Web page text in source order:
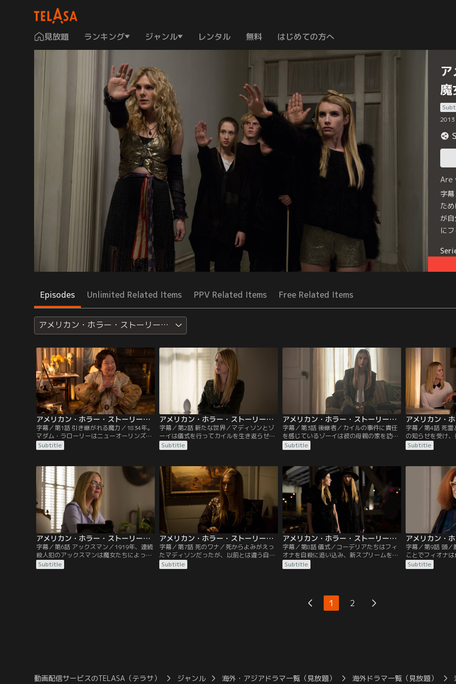
見放題 ランキング ジャンル レンタル 無料 はじめての方へ
2013
Are
字
た
が
に
Episodes Unlimited Related Items PPV Related Items Free Related Items
アメリカン・ホラー・ストーリー：魔女団
アメリカン・ホラー・ストーリー：魔女団 第01話／字幕
字幕／第1話 引き継がれる魔力／1834年。
マダム・ラローリーはニューオーリンズの
社交界で誰もが知る人物だ。だが華やかな
生活の裏には、誰にも知られてはいけない
Subtitle
アメリカン・ホラー・ストーリー：魔女団 第02話／字幕
字幕／第2話 新たな世界／マディソンとゾ
ーイは儀式を行ってカイルを生き返らせ
た。ラローリーは、土の中にいる間に180
年も経っていたと知り愕然とするが、フィ
Subtitle
アメリカン・ホラー・ストーリー：魔女団 第03話／字幕
字幕／第3話 後継者／カイルの事件に責任
を感じているゾーイは彼の母親の家を訪ね
る。フィオナは老いて魔女としての力を失
うことを極度に恐れる。一方、マディソン
Subtitle
字幕／第4話 死
の知らせを受け
めに学校を訪れ
オナに敵意を持
Subtitle
アメリカン・ホラー・ストーリー：魔女団 第06話／字幕
字幕／第6話 アックスマン／1919年、連続
殺人犯のアックスマンは魔女たちによって
殺され、ロビショーズ・アカデミーに閉じ
込められていた。ゾーイはマディソンを捜
Subtitle
アメリカン・ホラー・ストーリー：魔女団 第07話／字幕
字幕／第7話 死のワナ／死からよみがえっ
たマディソンだったが、以前とは違う自分
に戸惑いを隠せない。同じように生き返っ
たカイルも苦しんでいた。クイニーはデル
Subtitle
アメリカン・ホラー・ストーリー：魔女団 第08話／字幕
字幕／第8話 儀式／コーデリアたちはフィ
オナを自殺に追い込み、新スプリームを任
命する計画を立てる。クイニーの裏切りで
マリー・ラヴォーに捕まったデルフィーン
Subtitle
字幕／第9話 頭
ことでフィオナ
ラヴォーと同盟
は目を失ったコ
Subtitle
1 2
動画配信サービスのTELASA（テラサ） ジャンル 海外・アジアドラマ一覧（見放題） 海外ドラマ一覧（見放題）